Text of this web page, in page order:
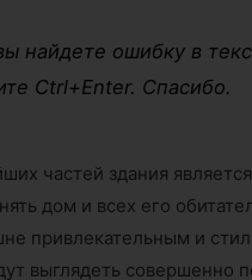
найдете ошибку в
Ctrl+Enter. Спасибо.
частей здания
дом и всех его
привлекательным и
выглядеть совершенно